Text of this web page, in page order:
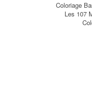
Coloriage
Les 107